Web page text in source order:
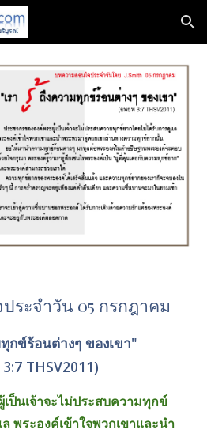
Skip to navigation
ระจำวัน 05 กรกฎาคม
กข์ร้อนต่างๆ ของเขา"
THSV2011)
ป็นเจ้าจะไม่ประสบความทุกข์
พระองค์เข้าใจพวกเขาและนำ